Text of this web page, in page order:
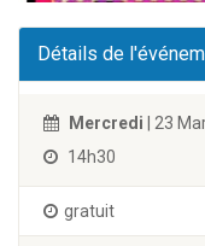
Détails de
Mercredi | 23
14h30
gratuit